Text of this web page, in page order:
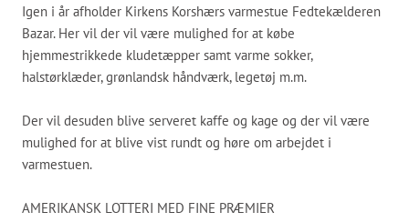
Igen i år afholder Kirkens Korshærs varmestue Fedtekælderen
Bazar. Her vil der vil være mulighed for at købe
hjemmestrikkede kludetæpper samt varme sokker,
halstørklæder, grønlandsk håndværk, legetøj m.m.
Der vil desuden blive serveret kaffe og kage og der vil være
mulighed for at blive vist rundt og høre om arbejdet i
varmestuen.
AMERIKANSK LOTTERI MED FINE PRÆMIER